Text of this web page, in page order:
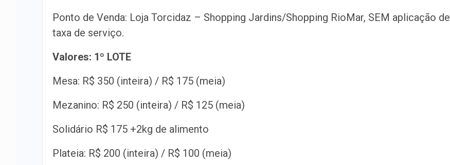
Ponto de Venda: Loja Torcidaz – Shopping Jardins/Shopping RioMar, SEM aplicação de
taxa de serviço.
Valores: 1º LOTE
Mesa: R$ 350 (inteira) / R$ 175 (meia)
Mezanino: R$ 250 (inteira) / R$ 125 (meia)
Solidário R$ 175 +2kg de alimento
Plateia: R$ 200 (inteira) / R$ 100 (meia)